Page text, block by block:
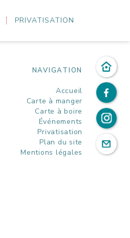
PRIVATISATION
: REM, The Police
NAVIGATION
Accueil
Carte à manger
Carte à boire
Événements
Privatisation
Plan du site
Mentions légales